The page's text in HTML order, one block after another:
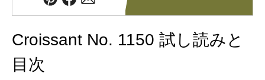
Croissant No. 1150 試し読みと
目次